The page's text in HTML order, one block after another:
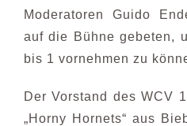
Moderatoren Guido
auf die Bühne gebeten,
bis 1 vornehmen zu
Der Vorstand des WCV
„Horny Hornets“ aus